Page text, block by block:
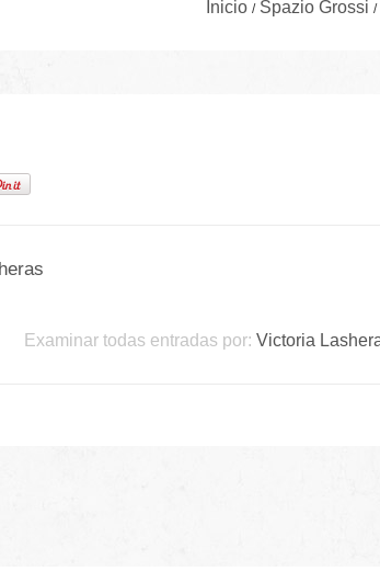
Inicio Spazio Grossi
Examinar todas entradas por: Victoria